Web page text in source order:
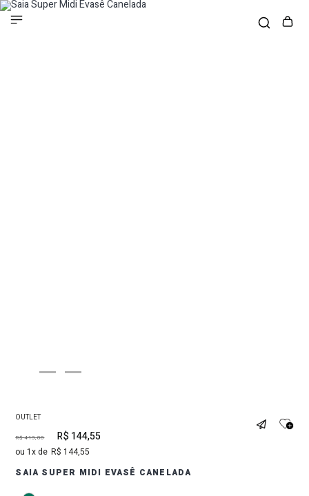
OUTLET
R$ 413,00 R$ 144,55
1 R$ 144,55
SAIA SUPER MIDI EVASÊ CANELADA